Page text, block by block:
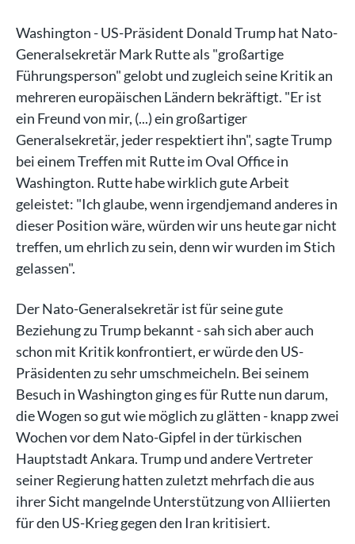
Washington - US-Präsident Donald Trump hat Nato-
Generalsekretär Mark Rutte als "großartige
Führungsperson" gelobt und zugleich seine Kritik an
mehreren europäischen Ländern bekräftigt. "Er ist
ein Freund von mir, (...) ein großartiger
Generalsekretär, jeder respektiert ihn", sagte Trump
bei einem Treffen mit Rutte im Oval Office in
Washington. Rutte habe wirklich gute Arbeit
geleistet: "Ich glaube, wenn irgendjemand anderes in
dieser Position wäre, würden wir uns heute gar nicht
treffen, um ehrlich zu sein, denn wir wurden im Stich
gelassen".
Der Nato-Generalsekretär ist für seine gute
Beziehung zu Trump bekannt - sah sich aber auch
schon mit Kritik konfrontiert, er würde den US-
Präsidenten zu sehr umschmeicheln. Bei seinem
Besuch in Washington ging es für Rutte nun darum,
die Wogen so gut wie möglich zu glätten - knapp zwei
Wochen vor dem Nato-Gipfel in der türkischen
Hauptstadt Ankara. Trump und andere Vertreter
seiner Regierung hatten zuletzt mehrfach die aus
ihrer Sicht mangelnde Unterstützung von Alliierten
für den US-Krieg gegen den Iran kritisiert.